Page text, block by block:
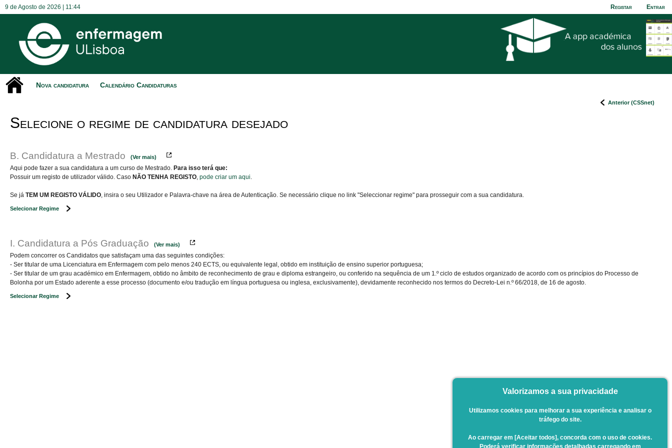
9 de Agosto de 2026 | 11:44 Registar Entrar
Nova candidatura Calendário Candidaturas
Anterior (CSSnet)
Selecione o regime de candidatura desejado
B. Candidatura a Mestrado (Ver mais)
Aqui pode fazer a sua candidatura a um curso de Mestrado. Para isso terá que:
Possuir um registo de utilizador válido. Caso NÃO TENHA REGISTO, pode criar um aqui.
Se já TEM UM REGISTO VÁLIDO, insira o seu Utilizador e Palavra-chave na área de Autenticação. Se necessário clique no link "Seleccionar regime" para prosseguir com a sua candidatura.
Selecionar Regime
I. Candidatura a Pós Graduação (Ver mais)
Podem concorrer os Candidatos que satisfaçam uma das seguintes condições:
- Ser titular de uma Licenciatura em Enfermagem com pelo menos 240 ECTS, ou equivalente legal, obtido em instituição de ensino superior portuguesa;
- Ser titular de um grau académico em Enfermagem, obtido no âmbito de reconhecimento de grau e diploma estrangeiro, ou conferido na sequência de um 1.º ciclo de estudos organizado de acordo com os princípios do Processo de
Bolonha por um Estado aderente a esse processo (documento e/ou tradução em língua portuguesa ou inglesa, exclusivamente), devidamente reconhecido nos termos do Decreto-Lei n.º 66/2018, de 16 de agosto.
Selecionar Regime
Valorizamos a sua privacidade
Utilizamos cookies para melhorar a sua experiência e analisar o
tráfego do site.
Ao carregar em [Aceitar todos], concorda com o uso de cookies.
Poderá verificar informações detalhadas carregando em